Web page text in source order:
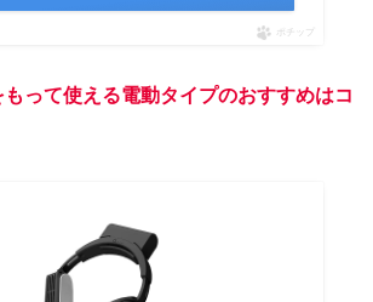
ポチップ
って使える電動タイプのおすすめはコ